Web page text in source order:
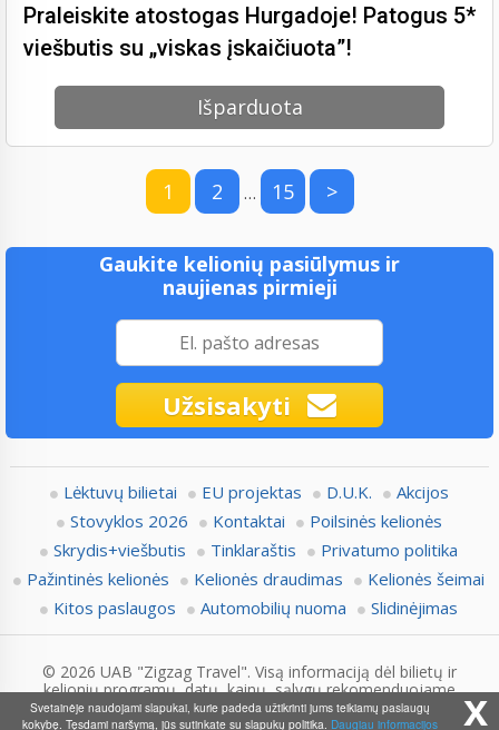
Praleiskite atostogas Hurgadoje! Patogus 5*
viešbutis su „viskas įskaičiuota”!
Išparduota
1 2 … 15 >
Gaukite kelionių pasiūlymus ir
naujienas pirmieji
Užsisakyti
Lėktuvų bilietai EU projektas D.U.K.
Akcijos
Stovyklos 2026
Kontaktai
Poilsinės kelionės
Skrydis+viešbutis
Tinklaraštis
Privatumo politika
Pažintinės kelionės
Kelionės draudimas
Kelionės šeimai
Kitos paslaugos
Automobilių nuoma Slidinėjimas
© 2026 UAB "Zigzag Travel". Visą informaciją dėl bilietų ir
kelionių programų, datų, kainų, sąlygų rekomenduojame
pasitikslinti su Zigzag.lt konsultantais.
x
Svetainėje naudojami slapukai, kurie padeda užtikrinti jums teikiamų paslaugų
kokybę. Tęsdami naršymą, jūs sutinkate su slapukų politika. Daugiau informacijos